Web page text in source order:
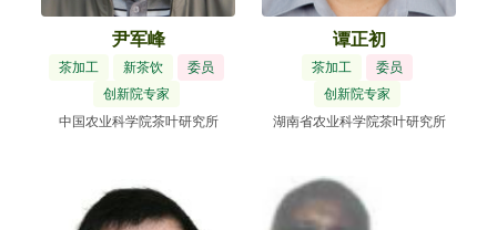
尹军峰
茶加工 新茶饮
委员
创新院专家
中国农业科学院茶叶研究所
谭正初
茶加工
委员
创新院专家
湖南省农业科学院茶叶研究所